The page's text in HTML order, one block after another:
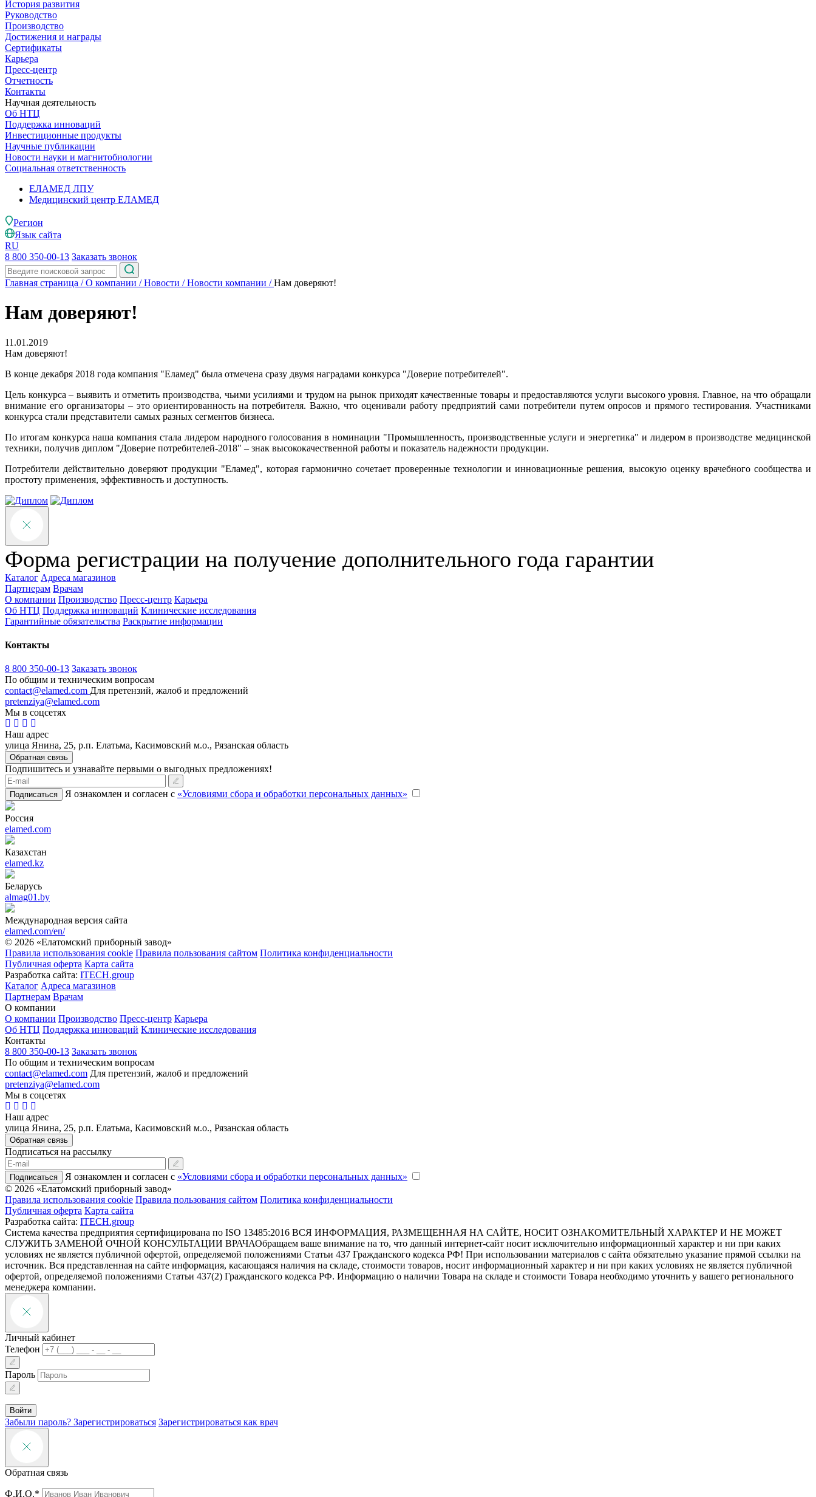
История развития
Руководство
Производство
Достижения и награды
Сертификаты
Карьера
Пресс-центр
Отчетность
Контакты
Научная деятельность
Об НТЦ
Поддержка инноваций
Инвестиционные продукты
Научные публикации
Новости науки и магнитобиологии
Социальная ответственность
ЕЛАМЕД ЛПУ
Медицинский центр ЕЛАМЕД
Регион
Язык сайта
RU
8 800 350-00-13 Заказать звонок
Главная страница /О компании /Новости /Новости компании /Нам доверяют!
Нам доверяют!
11.01.2019
Нам доверяют!
В конце декабря 2018 года компания "Еламед" была отмечена сразу двумя наградами конкурса "Доверие потребителей".
Цель конкурса – выявить и отметить производства, чьими усилиями и трудом на рынок приходят качественные товары и предоставляются услуги высокого уровня. Главное, на что обращали
внимание его организаторы – это ориентированность на потребителя. Важно, что оценивали работу предприятий сами потребители путем опросов и прямого тестирования. Участниками
конкурса стали представители самых разных сегментов бизнеса.
По итогам конкурса наша компания стала лидером народного голосования в номинации "Промышленность, производственные услуги и энергетика" и лидером в производстве медицинской
техники, получив диплом "Доверие потребителей-2018" – знак высококачественной работы и показатель надежности продукции.
Потребители действительно доверяют продукции "Еламед", которая гармонично сочетает проверенные технологии и инновационные решения, высокую оценку врачебного сообщества и
простоту применения, эффективность и доступность.
Форма регистрации на получение дополнительного года гарантии
Каталог Адреса магазинов
Партнерам Врачам
О компании Производство Пресс-центр Карьера
Об НТЦ Поддержка инноваций Клинические исследования
Гарантийные обязательства Раскрытие информации
Контакты
8 800 350-00-13 Заказать звонок
По общим и техническим вопросам
contact@elamed.com Для претензий, жалоб и предложений
pretenziya@elamed.com
Мы в соцсетях
Наш адрес
улица Янина, 25, р.п. Елатьма, Касимовский м.о., Рязанская область
Обратная связь
Подпишитесь и узнавайте первыми о выгодных предложениях!
Подписаться Я ознакомлен и согласен с «Условиями сбора и обработки персональных данных»
Россия
elamed.com
Казахстан
elamed.kz
Беларусь
almag01.by
Международная версия сайта
elamed.com/en/
© 2026 «Елатомский приборный завод»
Правила использования cookie Правила пользования сайтом Политика конфиденциальности
Публичная оферта Карта сайта
Разработка сайта: ITECH.group
Каталог Адреса магазинов
Партнерам Врачам
О компании
О компании Производство Пресс-центр Карьера
Об НТЦ Поддержка инноваций Клинические исследования
Контакты
8 800 350-00-13 Заказать звонок
По общим и техническим вопросам
contact@elamed.com Для претензий, жалоб и предложений
pretenziya@elamed.com
Мы в соцсетях
Наш адрес
улица Янина, 25, р.п. Елатьма, Касимовский м.о., Рязанская область
Обратная связь
Подписаться на рассылку
Подписаться Я ознакомлен и согласен с «Условиями сбора и обработки персональных данных»
© 2026 «Елатомский приборный завод»
Правила использования cookie Правила пользования сайтом Политика конфиденциальности
Публичная оферта Карта сайта
Разработка сайта: ITECH.group
Система качества предприятия сертифицирована по ISO 13485:2016 ВСЯ ИНФОРМАЦИЯ, РАЗМЕЩЕННАЯ НА САЙТЕ, НОСИТ ОЗНАКОМИТЕЛЬНЫЙ ХАРАКТЕР И НЕ МОЖЕТ
СЛУЖИТЬ ЗАМЕНОЙ ОЧНОЙ КОНСУЛЬТАЦИИ ВРАЧАОбращаем ваше внимание на то, что данный интернет-сайт носит исключительно информационный характер и ни при каких
условиях не является публичной офертой, определяемой положениями Статьи 437 Гражданского кодекса РФ! При использовании материалов с сайта обязательно указание прямой ссылки на
источник. Вся представленная на сайте информация, касающаяся наличия на складе, стоимости товаров, носит информационный характер и ни при каких условиях не является публичной
офертой, определяемой положениями Статьи 437(2) Гражданского кодекса РФ. Информацию о наличии Товара на складе и стоимости Товара необходимо уточнить у вашего регионального
менеджера компании.
Личный кабинет
Телефон
Пароль
Войти
Забыли пароль? Зарегистрироваться Зарегистрироваться как врач
Обратная связь
Ф.И.О.*